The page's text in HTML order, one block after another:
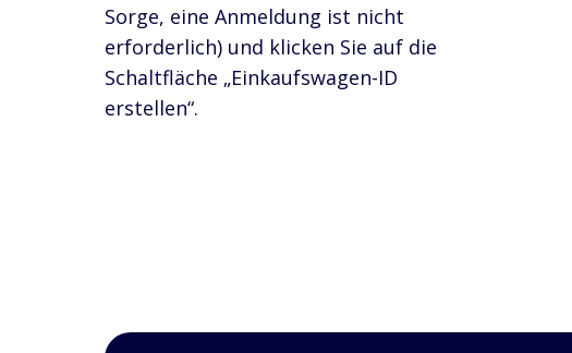
Sorge, eine Anmeldung ist nicht
erforderlich) und klicken Sie auf die
Schaltfläche „Einkaufswagen-ID
erstellen“.